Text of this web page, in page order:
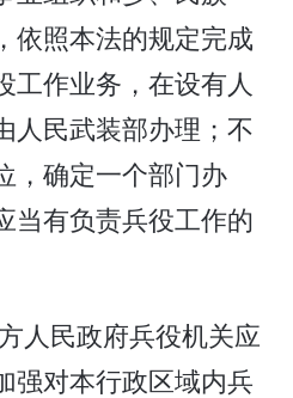
依照本法的规定完成
工作业务，在设有人
人民武装部办理；不
，确定一个部门办
当有负责兵役工作的
人民政府兵役机关应
强对本行政区域内兵